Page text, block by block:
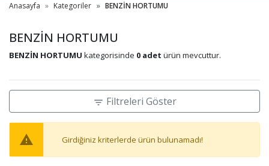
Anasayfa Kategoriler BENZİN HORTUMU
BENZİN HORTUMU
BENZİN HORTUMU kategorisinde 0 adet ürün mevcuttur.
filter_list Filtreleri Göster
warning Girdiğiniz kriterlerde ürün bulunamadı!